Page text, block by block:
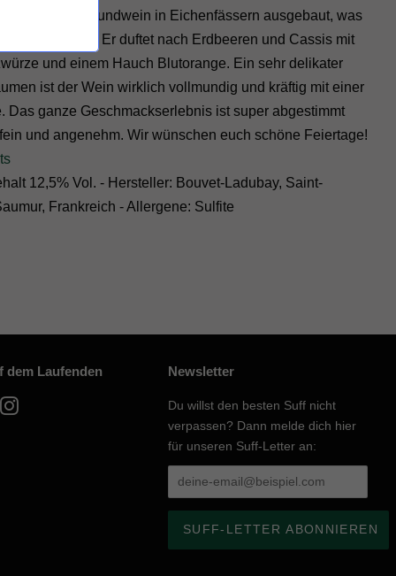
wird der Grundwein in Eichenfässern ausgebaut, was
verleiht. Er duftet nach Erdbeeren und Cassis mit
und einem Hauch Blutorange. Ein sehr delikater
ist der Wein wirklich vollmundig und kräftig mit einer
Das ganze Geschmackserlebnis ist super abgestimmt
und angenehm. Wir wünschen euch schöne Feiertage!
12,5% Vol. - Hersteller: Bouvet-Ladubay, Saint-
Frankreich - Allergene: Sulfite
dem Laufenden Newsletter
Du willst den besten Suff nicht
verpassen? Dann melde dich hier
für unseren Suff-Letter an: